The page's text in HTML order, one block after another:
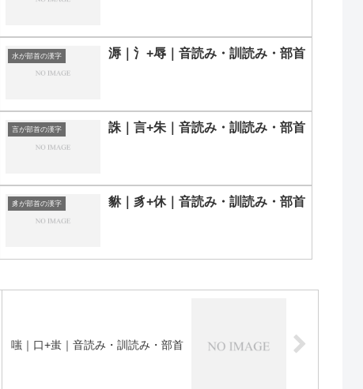
水が部首の漢字 溽｜氵+辱｜音読み・訓読み・部首
言が部首の漢字 誅｜言+朱｜音読み・訓読み・部首
豸が部首の漢字 貅｜豸+休｜音読み・訓読み・部首
嗤｜口+蚩｜音読み・訓読み・部首